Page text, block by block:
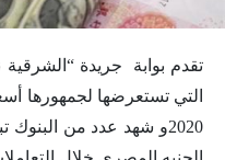
تقدم بوابة جريدة “الشرقية
2020و شهد عدد من